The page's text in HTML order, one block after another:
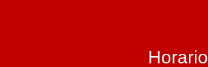
Horario